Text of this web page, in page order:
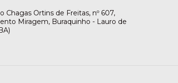
Chagas Ortins de Freitas, nº 607,
Miragem, Buraquinho - Lauro de